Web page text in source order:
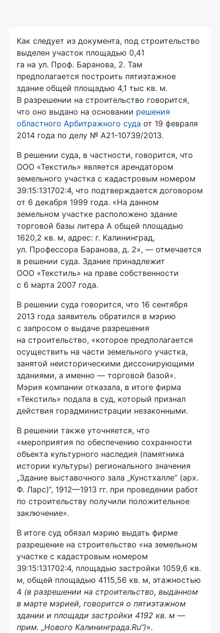
Как следует из документа, под строительство
выделен участок площадью 0,41
га на ул. Проф. Баранова, 2. Там
предполагается построить пятиэтажное
здание общей площадью 4,1 тыс кв. м.
В разрешении на строительство говорится,
что оно выдано на основании решения
областного Арбитражного суда от 19 февраля
2014 года по делу № А21-10739/2013.
В решении суда, в частности, говорится, что
ООО «Текстиль» является арендатором
земельного участка с кадастровым номером
39:15:131702:4, что подтверждается договором
от 6 декабря 1999 года. «На данном
земельном участке расположено здание
торговой базы литера А общей площадью
1620,2 кв. м, адрес: г. Калининград,
ул. Профессора Баранова, д. 2», — отмечается
в решении суда. Здание принадлежит
ООО «Текстиль» на праве собственности
с 6 марта 2007 года.
В решении суда говорится, что 16 сентября
2013 года заявитель обратился в мэрию
с запросом о выдаче разрешения
на строительство, «которое предполагается
осуществить на части земельного участка,
занятой неисторическими диссонирующими
зданиями, а именно — торговой базой».
Мэрия компании отказала, в итоге фирма
«Текстиль» подала в суд, который признал
действия горадминистрации незаконными.
В решении также уточняется, что
«мероприятия по обеспечению сохранности
объекта культурного наследия (памятника
истории культуры) регионального значения
„Здание выставочного зала „Кунстхалле“ (арх.
Ф. Ларс)“, 1912—1913 гг. при проведении работ
по строительству получили положительное
заключение».
В итоге суд обязал мэрию выдать фирме
разрешение на строительство «на земельном
участке с кадастровым номером
39:15:131702:4, площадью застройки 1059,6 кв.
м, общей площадью 4115,56 кв. м, этажностью
4 (в разрешении на строительство, выданном
в марте мэрией, говорится о пятиэтажном
здании и площади застройки 4192 кв. м —
прим. „Нового Калининграда.Ru“)».